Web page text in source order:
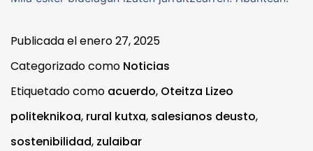
Publicada elenero 27, 2025
Categorizado como Noticias
Etiquetado como acuerdo, Oteitza Lizeo
politeknikoa, rural kutxa, salesianos deusto,
sostenibilidad, zulaibar